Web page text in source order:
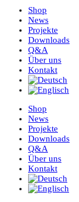
Shop
News
Projekte
Downloads
Q&A
Über uns
Kontakt
Shop
News
Projekte
Downloads
Q&A
Über uns
Kontakt